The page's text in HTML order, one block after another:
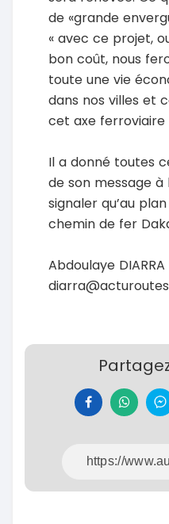
de «grande
« avec ce projet,
bon coût, nous
toute une vie
dans nos villes et
cet axe ferroviaire
Il a donné toutes
de son message à
signaler qu’au
chemin de fer
Abdoulaye DIARRA